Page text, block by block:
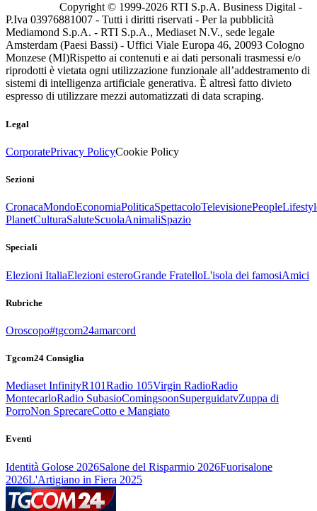
Copyright © 1999-2026 RTI S.p.A. Business Digital -
P.Iva 03976881007 - Tutti i diritti riservati - Per la pubblicità
Mediamond S.p.A. - RTI S.p.A., Mediaset N.V., sede legale
Amsterdam (Paesi Bassi) - Uffici Viale Europa 46, 20093 Cologno
Monzese (MI)Rispetto ai contenuti e ai dati personali trasmessi e/o
riprodotti è vietata ogni utilizzazione funzionale all’addestramento di
sistemi di intelligenza artificiale generativa. È altresì fatto divieto
espresso di utilizzare mezzi automatizzati di data scraping.
Legal
CorporatePrivacy PolicyCookie Policy
Sezioni
CronacaMondoEconomiaPoliticaSpettacoloTelevisionePeople
PlanetCulturaSaluteScuolaAnimaliSpazio
Speciali
Elezioni ItaliaElezioni esteroGrande FratelloL'isola dei famosiAmici
Rubriche
Oroscopo#tgcom24amarcord
Tgcom24 Consiglia
Mediaset InfinityR101Radio 105Virgin RadioRadio
MontecarloRadio SubasioComingsoonSuperguidatvZuppa di
PorroNon SprecareCotto e Mangiato
Eventi
Identità Golose 2026Salone del Risparmio 2026Fuorisalone
2026L'Artigiano in Fiera 2025